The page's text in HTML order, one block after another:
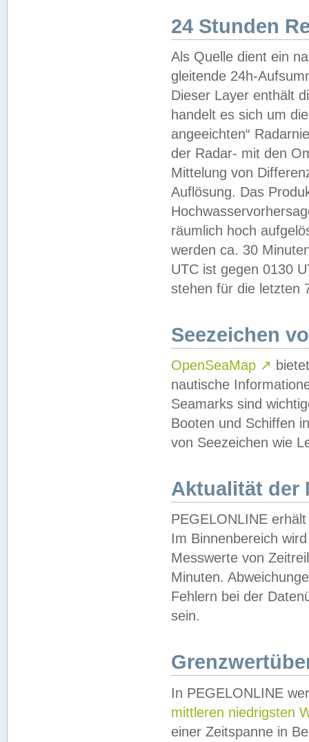
24 Stunden
Als Quelle dient ein
gleitende 24h-
Dieser Layer enthält
handelt es sich um
angeeichten“
der Radar- mit den
Mittelung von
Auflösung. Das
räumlich hoch
werden ca. 30
UTC ist gegen 0130
stehen für die letzten
Seezeichen
OpenSeaMap ↗
nautische
Seamarks sind
Booten und Schiffen
von Seezeichen wie
Aktualität der
PEGELONLINE
Im Binnenbereich
Messwerte von
Minuten.
Fehlern bei der
sein.
In PEGELONLINE
mittleren niedrigsten
einer Zeitspanne in